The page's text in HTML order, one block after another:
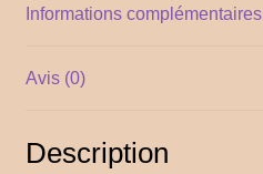
Informations complémentaires
Avis (0)
Description